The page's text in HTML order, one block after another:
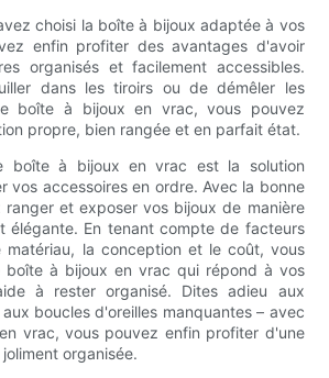
choisi la boîte à bijoux adaptée à vos
enfin profiter des avantages d'avoir
organisés et facilement accessibles.
dans les tiroirs ou de démêler les
boîte à bijoux en vrac, vous pouvez
propre, bien rangée et en parfait état.
boîte à bijoux en vrac est la solution
vos accessoires en ordre. Avec la bonne
et exposer vos bijoux de manière
élégante. En tenant compte de facteurs
matériau, la conception et le coût, vous
boîte à bijoux en vrac qui répond à vos
à rester organisé. Dites adieu aux
boucles d'oreilles manquantes – avec
vrac, vous pouvez enfin profiter d'une
organisée.